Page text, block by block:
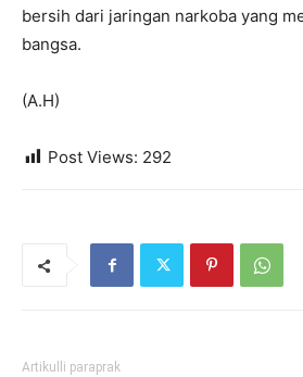
bersih dari jaringan narkoba yang
bangsa.
(A.H)
Post Views: 292
Artikulli paraprak